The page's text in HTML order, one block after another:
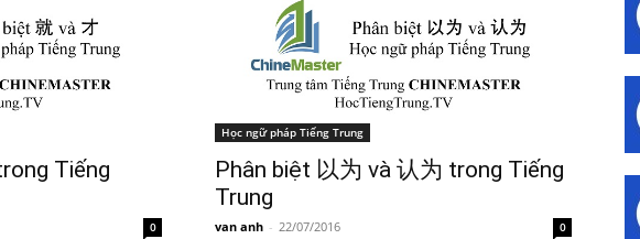
Tiếng
0
Học ngữ pháp Tiếng Trung
Phân biệt 以为 và 认为 trong Tiếng
Trung
van anh - 22/07/2016 0